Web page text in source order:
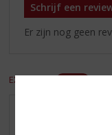
Schrijf een
Er zijn nog geen
EXCL. BTW